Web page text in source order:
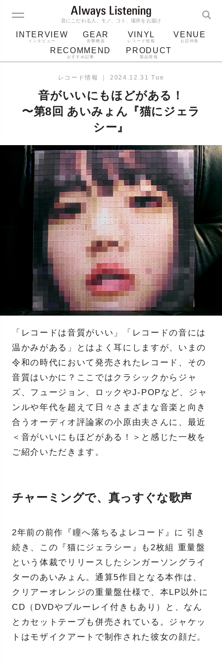
音にこだわる人、モノ、コト、場所をお届け
INTERVIEW
インタビュー
GEAR
音響機器
VINYL
レコード情報
VENUE
お店特集
RECOMMEND
おすすめ記事
PRODUCT
製品情報
ジャケット
レコード針
レコード情報 ｜ 2024.12.31 Tue
音がいいにもほどがある！
〜第8回 あいみょん『猫にジェラ
シー』
「レコードは音質がいい」「レコードの音には
温かみがある」とはよく耳にしますが、いまの
令和の時代において発売されたレコード、その
音質はいかに？ここではクラシックからジャ
ズ、フュージョン、ロックやJ-POPなど、ジャ
ンルや年代を超えて日々さまざまな音楽と向き
合うオーディオ評論家の小原由夫さんに、最近
＜音がいいにもほどがある！＞と感じた一枚を
ご紹介いただきます。
チャーミングで、真っすぐな歌声
2年前の前作『瞳へ落ちるよレコード』に 引き
続き、この『猫にジェラシー』も2枚組 重量盤
という体裁でリリースしたシンガーソングライ
ターのあいみょん。通算5作目となる本作は、
クリアーオレンジの重量盤仕様で、本LP以外に
CD（DVDやブルーレイ付きもあり）と、なん
とカセットテープも併売されている。ジャケッ
トはモザイクアートで制作された彼女の顔だ。